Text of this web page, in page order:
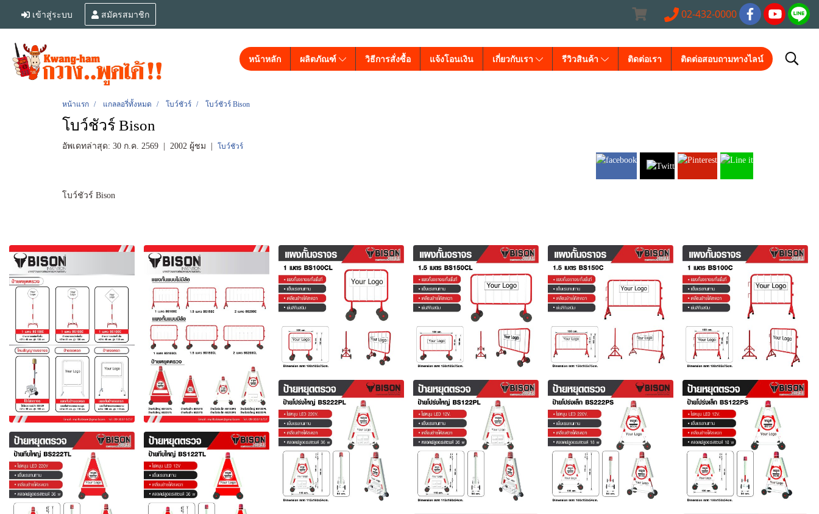
เข้าสู่ระบบ สมัครสมาชิก 02-432-0000
หน้าหลัก ผลิตภัณฑ์ วิธีการสั่งซื้อ แจ้งโอนเงิน เกี่ยวกับเรา รีวิวสินค้า ติดต่อเรา ติดต่อสอบถามทางไลน์
หน้าแรก แกลลอรี่ทั้งหมด โบว์ชัวร์ โบว์ชัวร์ Bison
โบว์ชัวร์ Bison
อัพเดทล่าสุด: 30 ก.ค. 2569 2002 ผู้ชม โบว์ชัวร์
โบว์ชัวร์ Bison